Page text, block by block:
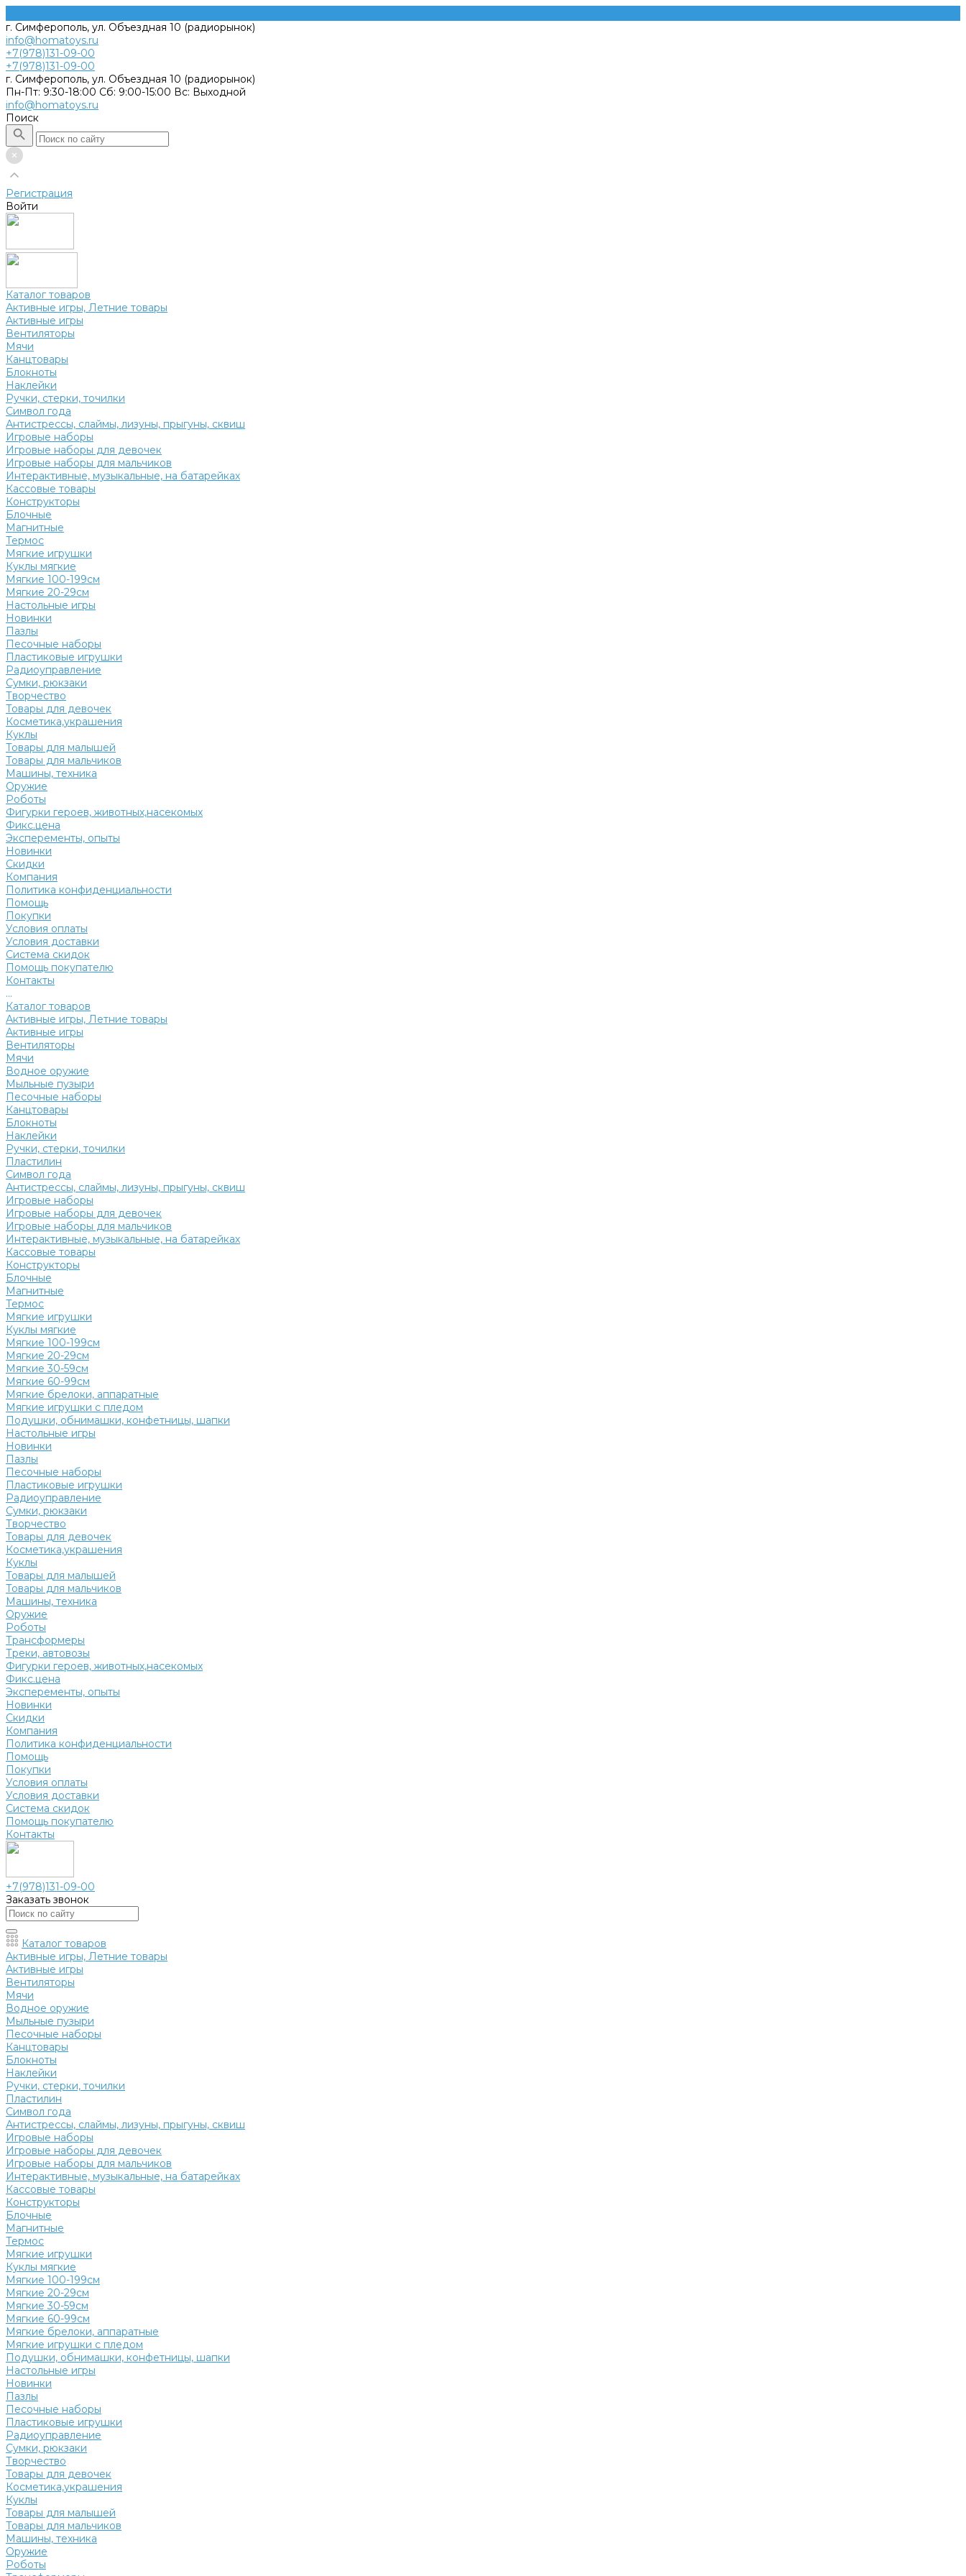
г. Симферополь, ул. Объездная 10 (радиорынок)
info@homatoys.ru
+7(978)131-09-00
+7(978)131-09-00
г. Симферополь, ул. Объездная 10 (радиорынок)
Пн-Пт: 9:30-18:00 Cб: 9:00-15:00 Вс: Выходной
info@homatoys.ru
Поиск
Регистрация
Войти
Каталог товаров
Активные игры, Летние товары
Активные игры
Вентиляторы
Мячи
Канцтовары
Блокноты
Наклейки
Ручки, стерки, точилки
Символ года
Антистрессы, слаймы, лизуны, прыгуны, сквиш
Игровые наборы
Игровые наборы для девочек
Игровые наборы для мальчиков
Интерактивные, музыкальные, на батарейках
Кассовые товары
Конструкторы
Блочные
Магнитные
Термос
Мягкие игрушки
Куклы мягкие
Мягкие 100-199см
Мягкие 20-29см
Настольные игры
Новинки
Пазлы
Песочные наборы
Пластиковые игрушки
Радиоуправление
Сумки, рюкзаки
Творчество
Товары для девочек
Косметика,украшения
Куклы
Товары для малышей
Товары для мальчиков
Машины, техника
Оружие
Роботы
Фигурки героев, животных,насекомых
Фикс.цена
Эксперементы, опыты
Новинки
Скидки
Компания
Политика конфиденциальности
Помощь
Покупки
Условия оплаты
Условия доставки
Система скидок
Помощь покупателю
Контакты
...
Каталог товаров
Активные игры, Летние товары
Активные игры
Вентиляторы
Мячи
Водное оружие
Мыльные пузыри
Песочные наборы
Канцтовары
Блокноты
Наклейки
Ручки, стерки, точилки
Пластилин
Символ года
Антистрессы, слаймы, лизуны, прыгуны, сквиш
Игровые наборы
Игровые наборы для девочек
Игровые наборы для мальчиков
Интерактивные, музыкальные, на батарейках
Кассовые товары
Конструкторы
Блочные
Магнитные
Термос
Мягкие игрушки
Куклы мягкие
Мягкие 100-199см
Мягкие 20-29см
Мягкие 30-59см
Мягкие 60-99см
Мягкие брелоки, аппаратные
Мягкие игрушки с пледом
Подушки, обнимашки, конфетницы, шапки
Настольные игры
Новинки
Пазлы
Песочные наборы
Пластиковые игрушки
Радиоуправление
Сумки, рюкзаки
Творчество
Товары для девочек
Косметика,украшения
Куклы
Товары для малышей
Товары для мальчиков
Машины, техника
Оружие
Роботы
Трансформеры
Треки, автовозы
Фигурки героев, животных,насекомых
Фикс.цена
Эксперементы, опыты
Новинки
Скидки
Компания
Политика конфиденциальности
Помощь
Покупки
Условия оплаты
Условия доставки
Система скидок
Помощь покупателю
Контакты
+7(978)131-09-00
Заказать звонок
Каталог товаров
Активные игры, Летние товары
Активные игры
Вентиляторы
Мячи
Водное оружие
Мыльные пузыри
Песочные наборы
Канцтовары
Блокноты
Наклейки
Ручки, стерки, точилки
Пластилин
Символ года
Антистрессы, слаймы, лизуны, прыгуны, сквиш
Игровые наборы
Игровые наборы для девочек
Игровые наборы для мальчиков
Интерактивные, музыкальные, на батарейках
Кассовые товары
Конструкторы
Блочные
Магнитные
Термос
Мягкие игрушки
Куклы мягкие
Мягкие 100-199см
Мягкие 20-29см
Мягкие 30-59см
Мягкие 60-99см
Мягкие брелоки, аппаратные
Мягкие игрушки с пледом
Подушки, обнимашки, конфетницы, шапки
Настольные игры
Новинки
Пазлы
Песочные наборы
Пластиковые игрушки
Радиоуправление
Сумки, рюкзаки
Творчество
Товары для девочек
Косметика,украшения
Куклы
Товары для малышей
Товары для мальчиков
Машины, техника
Оружие
Роботы